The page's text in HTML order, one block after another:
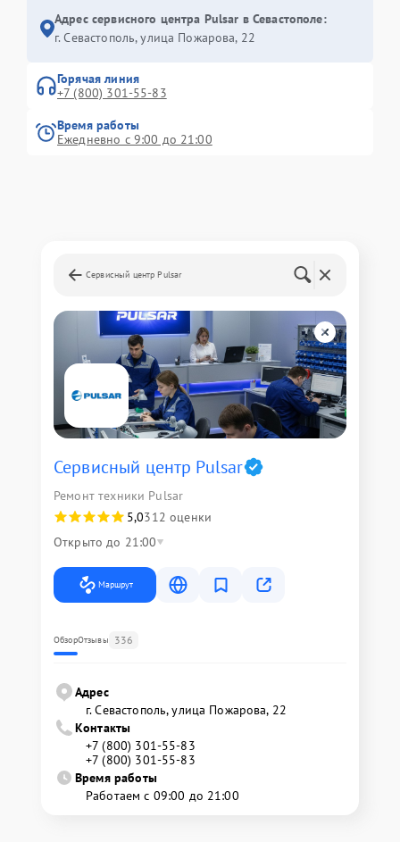
Адрес сервисного центра Pulsar в Севастополе:
г. Севастополь, улица Пожарова, 22
Горячая линия
+7 (800) 301-55-83
Время работы
Ежедневно с 9:00 до 21:00
Сервисный центр Pulsar
Сервисный центр Pulsar
Ремонт техники Pulsar
5,0312 оценки
Открыто до 21:00
Маршрут
ОбзорОтзывы 336
Адрес
г. Севастополь, улица Пожарова, 22
Контакты
+7 (800) 301-55-83
+7 (800) 301-55-83
Время работы
Работаем с 09:00 до 21:00